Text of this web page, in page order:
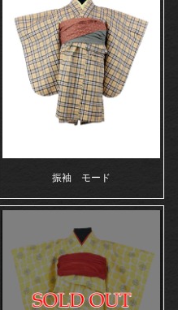
振袖 モード